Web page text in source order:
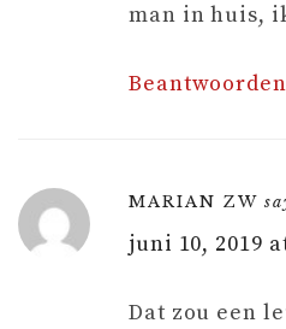
man in huis,
Beantwoorden
MARIAN ZW
juni 10, 2019
Dat zou een